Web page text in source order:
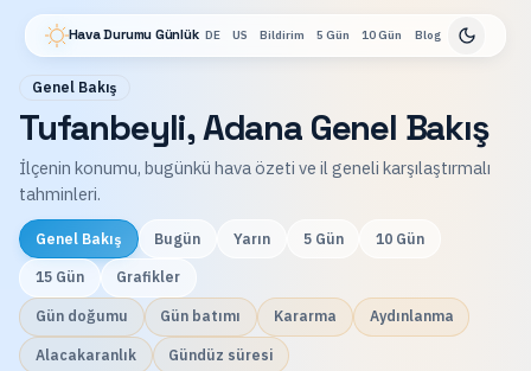
Hava Durumu Günlük DE US Bildirim 5 Gün 10 Gün Blog
Genel Bakış
Tufanbeyli, Adana Genel Bakış
İlçenin konumu, bugünkü hava özeti ve il geneli karşılaştırmalı
tahminleri.
Genel Bakış Bugün Yarın 5 Gün 10 Gün
15 Gün Grafikler
Gün doğumu Gün batımı Kararma Aydınlanma
Alacakaranlık Gündüz süresi